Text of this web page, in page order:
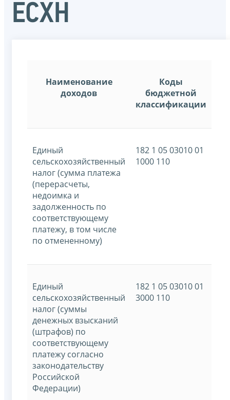
ЕСХН
Наименование
доходов
Коды
бюджетной
классификации
Единый
сельскохозяйственный
налог (сумма платежа
(перерасчеты,
недоимка и
задолженность по
соответствующему
платежу, в том числе
по отмененному)
182 1 05 03010 01
1000 110
Единый
сельскохозяйственный
налог (суммы
денежных взысканий
(штрафов) по
соответствующему
платежу согласно
законодательству
Российской
Федерации)
182 1 05 03010 01
3000 110